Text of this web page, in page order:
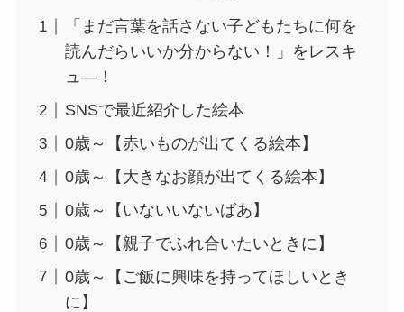
「まだ言葉を話さない子どもたちに何を
読んだらいいか分からない！」をレスキ
ュ―！
SNSで最近紹介した絵本
0歳～【赤いものが出てくる絵本】
0歳～【大きなお顔が出てくる絵本】
0歳～【いないいないばあ】
0歳～【親子でふれ合いたいときに】
0歳～【ご飯に興味を持ってほしいとき
に】